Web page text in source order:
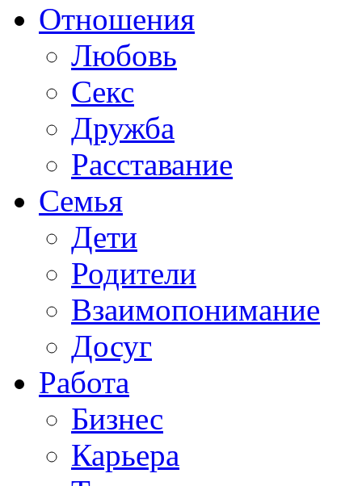
Отношения
Любовь
Секс
Дружба
Расставание
Семья
Дети
Родители
Взаимопонимание
Досуг
Работа
Бизнес
Карьера